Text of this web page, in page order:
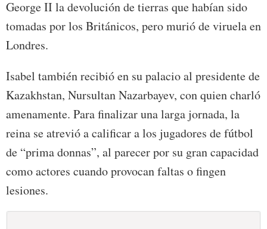
George II la devolución de tierras que habían sido
tomadas por los Británicos, pero murió de viruela en
Londres.
Isabel también recibió en su palacio al presidente de
Kazakhstan, Nursultan Nazarbayev, con quien charló
amenamente. Para finalizar una larga jornada, la
reina se atrevió a calificar a los jugadores de fútbol
de “prima donnas”, al parecer por su gran capacidad
como actores cuando provocan faltas o fingen
lesiones.